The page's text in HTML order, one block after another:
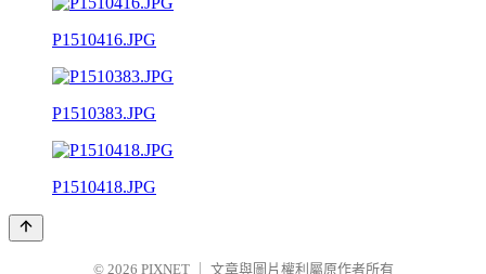
P1510416.JPG
P1510383.JPG
P1510418.JPG
© 2026 PIXNET 文章與圖片權利屬原作者所有